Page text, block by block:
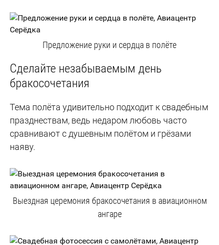
Предложение руки и сердца в полёте
Сделайте незабываемым день
бракосочетания
Тема полёта удивительно подходит к свадебным
празднествам, ведь недаром любовь часто
сравнивают с душевным полётом и грёзами
наяву.
Выездная церемония бракосочетания в авиационном
ангаре